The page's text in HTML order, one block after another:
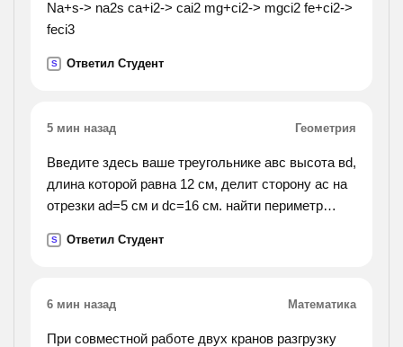
Na+s-> na2s ca+i2-> cai2 mg+ci2-> mgci2 fe+ci2->
feci3
S Ответил Студент
5 мин назад Геометрия
Введите здесь ваше треугольнике авс высота вd,
длина которой равна 12 см, делит сторону ас на
отрезки аd=5 см и dс=16 см. найти периметр
S Ответил Студент
6 мин назад Математика
При совместной работе двух кранов разгрузку